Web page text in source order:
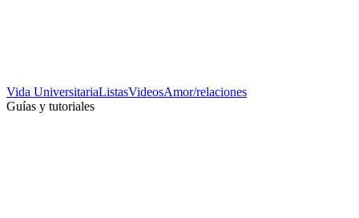
Vida UniversitariaListasVideosAmor/relaciones
Guías y tutoriales